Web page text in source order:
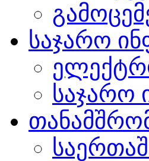
საჯარო
საჯარო